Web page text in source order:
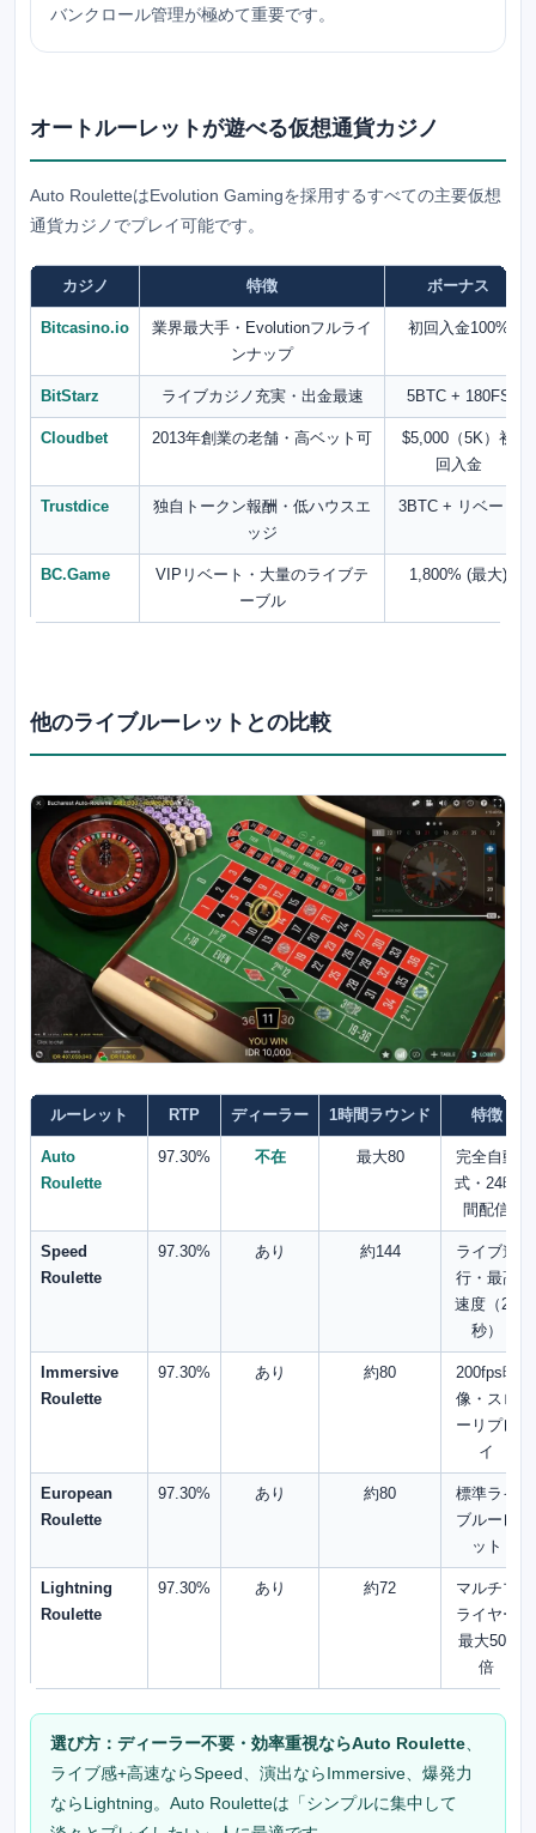
バンクロール管理が極めて重要です。
オートルーレットが遊べる仮想通貨カジノ
Auto RouletteはEvolution Gamingを採用するすべての主要仮想
通貨カジノでプレイ可能です。
カジノ 特徴 ボーナス
Bitcasino.io
業界最大手・Evolutionフルライ
ンナップ
初回入金100%
BitStarz ライブカジノ充実・出金最速 5BTC + 180FS
Cloudbet 2013年創業の老舗・高ベット可
$5,000（5K）初
回入金
Trustdice
独自トークン報酬・低ハウスエ
ッジ
3BTC + リベート
BC.Game
VIPリベート・大量のライブテ
ーブル
1,800% (最大)
他のライブルーレットとの比較
ルーレット RTP ディーラー 1時間ラウンド 特徴
Auto
Roulette
97.30% 不在 最大80
完全自動
式・24時
間配信
Speed
Roulette
97.30% あり 約144
ライブ進
行・最高
速度（25
秒）
Immersive
Roulette
97.30% あり 約80
200fps映
像・スロ
ーリプレ
イ
European
Roulette
97.30% あり 約80
標準ライ
ブルーレ
ット
Lightning
Roulette
97.30% あり 約72
マルチプ
ライヤー
最大500
倍
選び方： ディーラー不要・効率重視ならAuto Roulette
ライブ感+高速ならSpeed、演出ならImmersive、爆発力
ならLightning。Auto Rouletteは「シンプルに集中して